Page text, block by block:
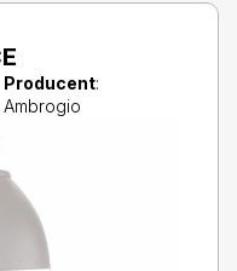
Producent:
Ambrogio